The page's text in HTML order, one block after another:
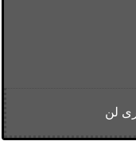
لن